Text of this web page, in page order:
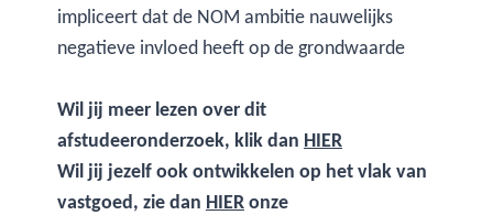
impliceert dat de NOM ambitie nauwelijks
negatieve invloed heeft op de grondwaarde
Wil jij meer lezen over dit
afstudeeronderzoek, klik dan HIER
Wil jij jezelf ook ontwikkelen op het vlak van
vastgoed, zie dan HIERonze